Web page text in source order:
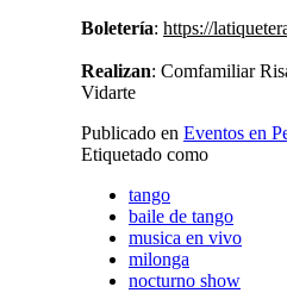
Boletería: https://
Realizan: Comfamiliar
Vidarte
Publicado en Eventos en
Etiquetado como
tango
baile de tango
musica en vivo
milonga
nocturno show